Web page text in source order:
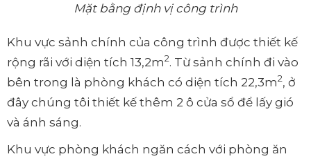
Mặt bằng định vị công trình
Khu vực sảnh chính của công trình được thiết kế
rộng rãi với diện tích 13,2m2. Từ sảnh chính đi vào
bên trong là phòng khách có diện tích 22,3m2, ở
đây chúng tôi thiết kế thêm 2 ô cửa sổ để lấy gió
và ánh sáng.
Khu vực phòng khách ngăn cách với phòng ăn